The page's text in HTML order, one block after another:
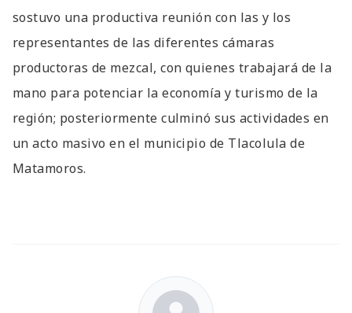
sostuvo una productiva reunión con las y los
representantes de las diferentes cámaras
productoras de mezcal, con quienes trabajará de la
mano para potenciar la economía y turismo de la
región; posteriormente culminó sus actividades en
un acto masivo en el municipio de Tlacolula de
Matamoros.